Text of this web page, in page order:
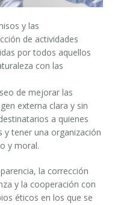
rPET
Y TAPONADO
y las
de actividades
por todos aquellos
con las
de mejorar las
externa clara y sin
a quienes
y tener una organización
y moral.
la corrección
y la cooperación con
éticos en los que se